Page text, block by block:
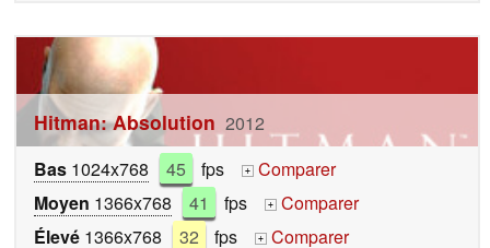
Hitman: Absolution 2012
Bas 1024x768 45 fps +
Comparer
Moyen 1366x768 41 fps +
Comparer
Élevé 1366x768 32 fps +
Comparer